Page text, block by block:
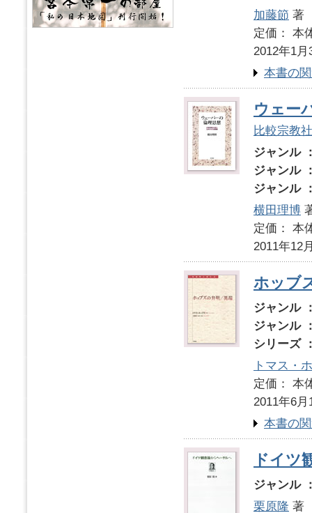
加藤節 著
定価：
2012年1月
本書の
ウェー
比較宗教
ジャンル
ジャンル
ジャンル
横田理博
定価：
2011年12
ホッブ
ジャンル
ジャンル
シリーズ
トマス・
定価：
2011年6月
本書の
ドイツ
ジャンル
栗原隆 著